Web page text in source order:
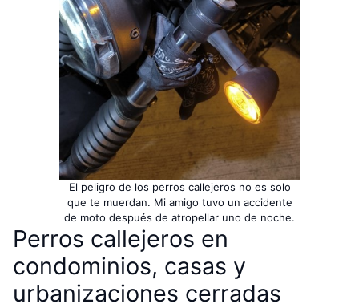
El peligro de los perros callejeros no es solo
que te muerdan. Mi amigo tuvo un accidente
de moto después de atropellar uno de noche.
Perros callejeros en
condominios, casas y
urbanizaciones cerradas